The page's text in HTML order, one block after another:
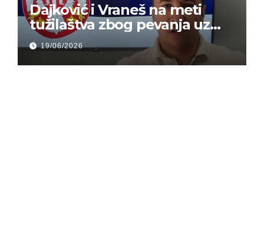
Dajković i Vraneš na meti
tužilaštva zbog pevanja uz
gusle
19/06/2026